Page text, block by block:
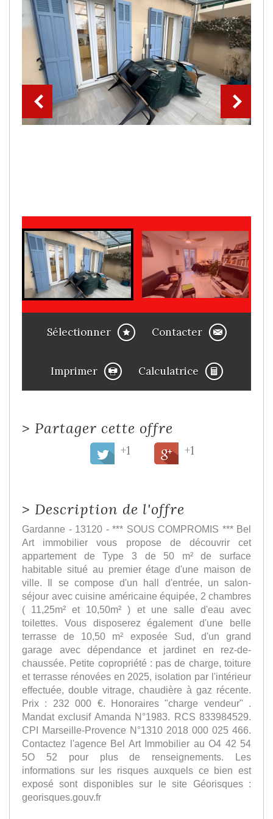
Sélectionner Contacter
Imprimer Calculatrice
> Partager cette offre
+1 +1
> Description de l'offre
Gardanne - 13120 - *** SOUS COMPROMIS *** Bel
Art immobilier vous propose de découvrir cet
appartement de Type 3 de 50 m² de surface
habitable situé au premier étage d'une maison de
ville. Il se compose d'un hall d'entrée, un salon-
séjour avec cuisine américaine équipée, 2 chambres
( 11,25m² et 10,50m² ) et une salle d'eau avec
toilettes. Vous disposerez également d'une belle
terrasse de 10,50 m² exposée Sud, d'un grand
garage avec dépendance et jardinet en rez-de-
chaussée. Petite copropriété : pas de charge, toiture
et terrasse rénovées en 2025, isolation par l'intérieur
effectuée, double vitrage, chaudière à gaz récente.
Prix : 232 000 €. Honoraires "charge vendeur" .
Mandat exclusif Amanda N°1983. RCS 833984529.
CPI Marseille-Provence N°1310 2018 000 025 466.
Contactez l'agence Bel Art Immobilier au O4 42 54
5O 52 pour plus de renseignements. Les
informations sur les risques auxquels ce bien est
exposé sont disponibles sur le site Géorisques :
georisques.gouv.fr